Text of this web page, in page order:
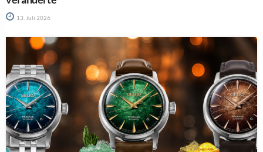
13. Juli 2026